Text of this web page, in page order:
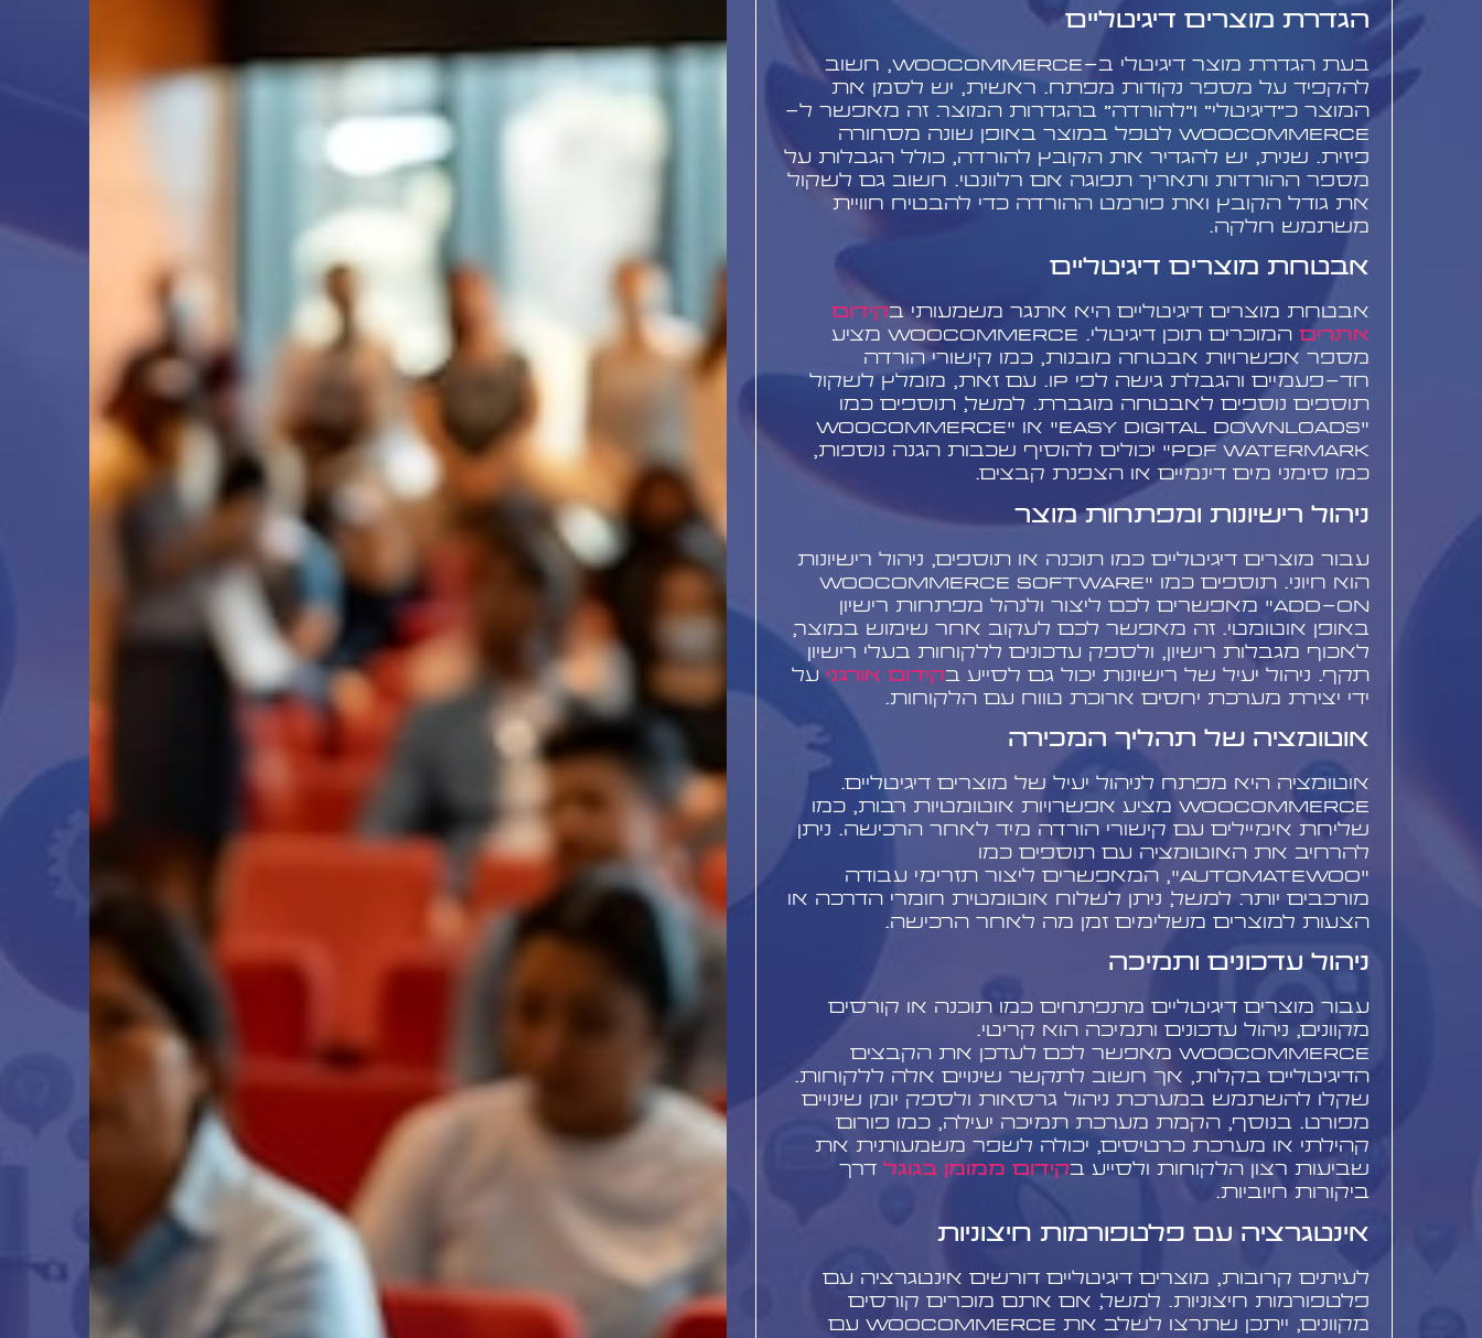
הגדרת מוצרים דיגיטליים
בעת הגדרת מוצר דיגיטלי ב-WooCommerce, חשוב
להקפיד על מספר נקודות מפתח. ראשית, יש לסמן את
המוצר כ"דיגיטלי" ו"להורדה" בהגדרות המוצר. זה מאפשר ל-
WooCommerce לטפל במוצר באופן שונה מסחורה
פיזית. שנית, יש להגדיר את הקובץ להורדה, כולל הגבלות על
מספר ההורדות ותאריך תפוגה אם רלוונטי. חשוב גם לשקול
את גודל הקובץ ואת פורמט ההורדה כדי להבטיח חוויית
משתמש חלקה.
אבטחת מוצרים דיגיטליים
אבטחת מוצרים דיגיטליים היא אתגר משמעותי בקידום
אתרים
המוכרים תוכן דיגיטלי. WooCommerce מציע
מספר אפשרויות אבטחה מובנות, כמו קישורי הורדה
חד-פעמיים והגבלת גישה לפי IP. עם זאת, מומלץ לשקול
תוספים נוספים לאבטחה מוגברת. למשל, תוספים כמו
"Easy Digital Downloads" או "WooCommerce
PDF Watermark" יכולים להוסיף שכבות הגנה נוספות,
כמו סימני מים דינמיים או הצפנת קבצים.
ניהול רישיונות ומפתחות מוצר
עבור מוצרים דיגיטליים כמו תוכנה או תוספים, ניהול רישיונות
הוא חיוני. תוספים כמו "WooCommerce Software
Add-on" מאפשרים לכם ליצור ולנהל מפתחות רישיון
באופן אוטומטי. זה מאפשר לכם לעקוב אחר שימוש במוצר,
לאכוף מגבלות רישיון, ולספק עדכונים ללקוחות בעלי רישיון
תקף. ניהול יעיל של רישיונות יכול גם לסייע בקידום אורגניעל
ידי יצירת מערכת יחסים ארוכת טווח עם הלקוחות.
אוטומציה של תהליך המכירה
אוטומציה היא מפתח לניהול יעיל של מוצרים דיגיטליים.
WooCommerce מציע אפשרויות אוטומטיות רבות, כמו
שליחת אימיילים עם קישורי הורדה מיד לאחר הרכישה. ניתן
להרחיב את האוטומציה עם תוספים כמו
"AutomateWoo", המאפשרים ליצור תזרימי עבודה
מורכבים יותר. למשל, ניתן לשלוח אוטומטית חומרי הדרכה או
הצעות למוצרים משלימים זמן מה לאחר הרכישה.
ניהול עדכונים ותמיכה
עבור מוצרים דיגיטליים מתפתחים כמו תוכנה או קורסים
מקוונים, ניהול עדכונים ותמיכה הוא קריטי.
WooCommerce מאפשר לכם לעדכן את הקבצים
הדיגיטליים בקלות, אך חשוב לתקשר שינויים אלה ללקוחות.
שקלו להשתמש במערכת ניהול גרסאות ולספק יומן שינויים
מפורט. בנוסף, הקמת מערכת תמיכה יעילה, כמו פורום
קהילתי או מערכת כרטיסים, יכולה לשפר משמעותית את
שביעות רצון הלקוחות ולסייע בקידום ממומן בגוגלדרך
ביקורות חיוביות.
אינטגרציה עם פלטפורמות חיצוניות
לעיתים קרובות, מוצרים דיגיטליים דורשים אינטגרציה עם
פלטפורמות חיצוניות. למשל, אם אתם מוכרים קורסים
מקוונים, ייתכן שתרצו לשלב את WooCommerce עם